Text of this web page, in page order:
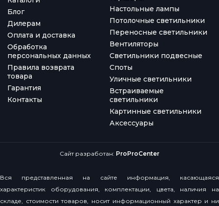
Блог
Дилерам
Оплата и доставка
Обработка
персональных данных
Правила возврата
товара
Гарантия
Контакты
Настольные лампы
Потолочные светильники
Переносные светильники
Вентиляторы
Светильники подвесные
Споты
Уличные светильники
Встраиваемые
светильники
Картинные светильники
Аксессуары
Сайт разработан: ProProCenter
Вся представленная на сайте информация, касающаяся
характеристик оборудования, комплектации, цвета, наличия на
складе, стоимости товаров, носит информационный характер и ни